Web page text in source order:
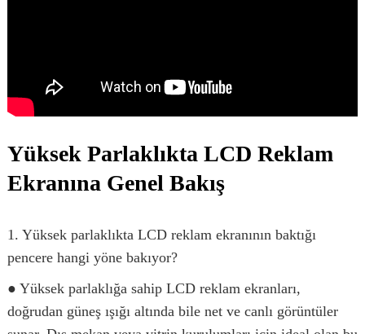
Yüksek Parlaklıkta LCD Reklam
Ekranına Genel Bakış
1. Yüksek parlaklıkta LCD reklam ekranının baktığı
pencere hangi yöne bakıyor?
● Yüksek parlaklığa sahip LCD reklam ekranları,
doğrudan güneş ışığı altında bile net ve canlı görüntüler